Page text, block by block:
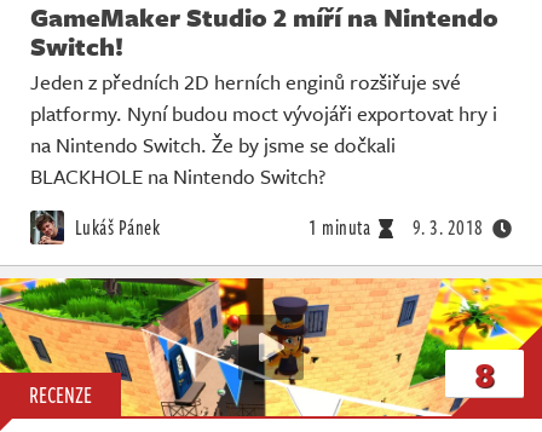
Databáze
Komunita
Redakce
Živě
GameMaker Studio 2 míří na Nintendo
Switch!
Jeden z předních 2D herních enginů rozšiřuje své
platformy. Nyní budou moct vývojáři exportovat hry i
na Nintendo Switch. Že by jsme se dočkali
BLACKHOLE na Nintendo Switch?
Lukáš Pánek 1 minuta 9. 3. 2018
RECENZE 8